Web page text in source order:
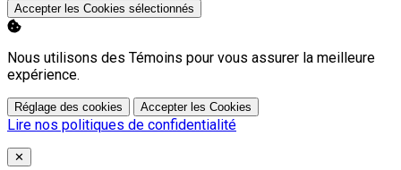
Accepter les Cookies sélectionnés
Nous utilisons des Témoins pour vous assurer la meilleure
expérience.
Réglage des cookies Accepter les Cookies
Lire nos politiques de confidentialité
Close
✕